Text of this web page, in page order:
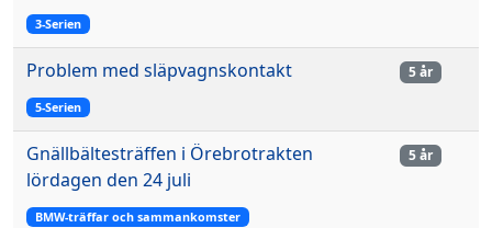
3-Serien
Problem med släpvagnskontakt
5-Serien
5 år
Gnällbältesträffen i Örebrotrakten
lördagen den 24 juli
BMW-träffar och sammankomster
5 år